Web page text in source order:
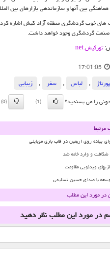
بین آنها و سازماندهی بازارهای بین
های خوب گردشگری منطقه آزاد کیش اشاره
صنعت گردشگری وجود خواهد داشت.
تورکيش.net
17:01:05
, لباس , سفر ,
زیبایی
را می پسندید؟
(1)
(0)
مرتبط
پیاده روی اربعین در قاب بازی موبایلی
و وارد خانه شد
ویدئویی مقاومت
با صدای حسین تسلیمی
در مورد این مطلب
در مورد این مطلبنظر دهید